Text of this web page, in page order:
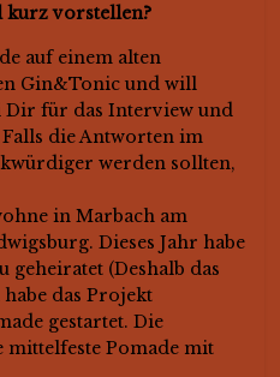
kurz vorstellen?
auf einem alten
Gin&Tonic und will
Dir für das Interview und
die Antworten im
werden sollten,
in Marbach am
Dieses Jahr habe
geheiratet (Deshalb das
das Projekt
gestartet. Die
mittelfeste Pomade mit